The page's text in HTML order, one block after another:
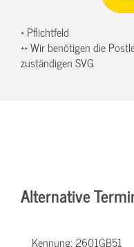
* Pflichtfeld
** Wir benötigen die
zuständigen SVG
Alternative
Kennung:2601GB51